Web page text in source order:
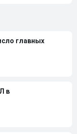
главных
в